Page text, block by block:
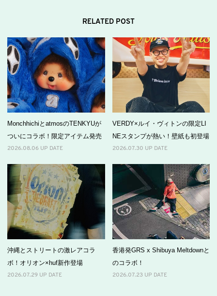
RELATED POST
MonchhichiとatmosのTENKYUが
ついにコラボ！限定アイテム発売
2026.08.06 UP DATE
VERDY×ルイ・ヴィトンの限定LI
NEスタンプが熱い！壁紙も初登場
2026.07.30 UP DATE
沖縄とストリートの激レアコラ
ボ！オリオン×huf新作登場
2026.07.29 UP DATE
香港発GRS x Shibuya Meltdownと
のコラボ！
2026.07.23 UP DATE